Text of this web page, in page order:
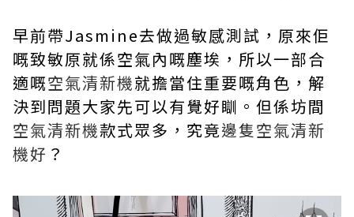
早前帶Jasmine去做過敏感測試，原來佢
嘅致敏原就係空氣內嘅塵埃，所以一部合
適嘅空氣清新機就擔當住重要嘅角色，解
決到問題大家先可以有覺好瞓。但係坊間
空氣清新機款式眾多，究竟邊隻空氣清新
機好 ？